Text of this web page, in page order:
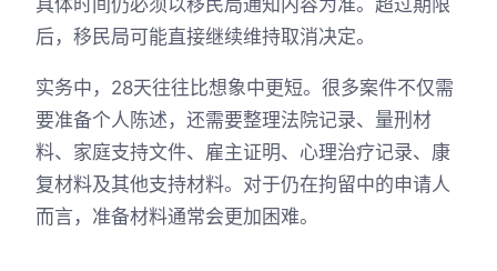
后，移民局可能直接继续维持取消决定。
实务中，28天往往比想象中更短。很多案件不仅需
要准备个人陈述，还需要整理法院记录、量刑材
料、家庭支持文件、雇主证明、心理治疗记录、康
复材料及其他支持材料。对于仍在拘留中的申请人
而言，准备材料通常会更加困难。